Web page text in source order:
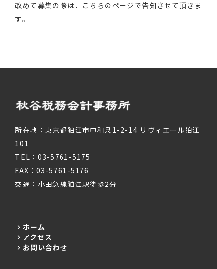
改めて募集の際は、こちらのページで告知させて頂きま
す。
所在地：東京都狛江市中和泉1-2-14 リヴィエール狛江
101
TEL：03-5761-5175
FAX：03-5761-5176
交通：小田急線狛江駅徒歩2分
keyboard_arrow_rightホーム
keyboard_arrow_right アクセス
keyboard_arrow_right お問い合わせ